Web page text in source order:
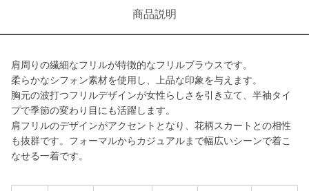
商品説明
肩周りの繊細なフリルが特徴的なフリルブラウスです。
柔らかなシフォン素材を使用し、上品な印象を与えます。
胸元の波打つフリルデザインが女性らしさを引き立て、半袖タイ
プで季節の変わり目にも活躍します。
肩フリルのデザインがアクセントとなり、花柄スカートとの相性
も抜群です。フォーマルからカジュアルまで幅広いシーンで着こ
なせる一着です。